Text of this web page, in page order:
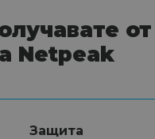
от
Netpeak
Защита